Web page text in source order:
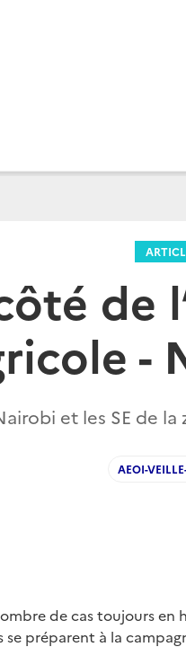
de
-
et les SE de la
AEOI-
de cas toujours en
se préparent à la